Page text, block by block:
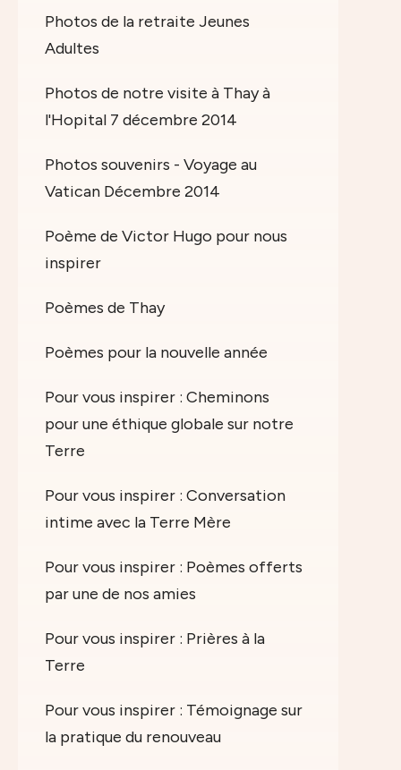
Photos de la retraite Jeunes
Adultes
Photos de notre visite à Thay à
l'Hopital 7 décembre 2014
Photos souvenirs - Voyage au
Vatican Décembre 2014
Poème de Victor Hugo pour nous
inspirer
Poèmes de Thay
Poèmes pour la nouvelle année
Pour vous inspirer : Cheminons
pour une éthique globale sur notre
Terre
Pour vous inspirer : Conversation
intime avec la Terre Mère
Pour vous inspirer : Poèmes offerts
par une de nos amies
Pour vous inspirer : Prières à la
Terre
Pour vous inspirer : Témoignage sur
la pratique du renouveau